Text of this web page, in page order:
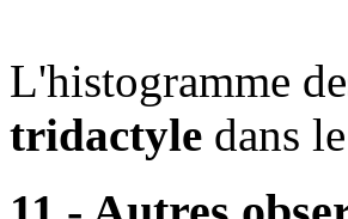
L'histogramme
tridactyle dans